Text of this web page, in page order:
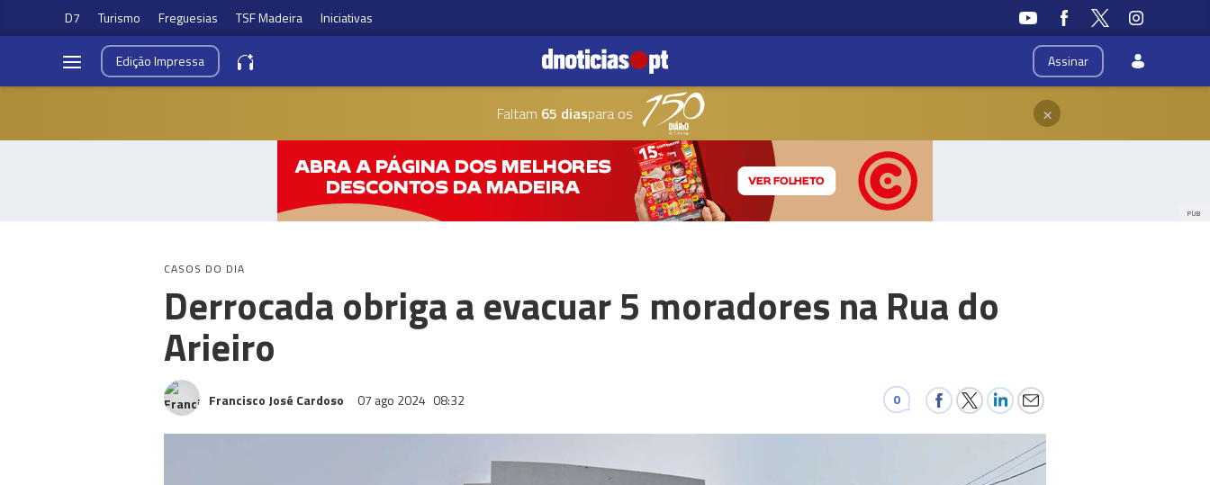
D7 Turismo Freguesias TSF Madeira Iniciativas
Assinar
EdiçãoImpressa
Faltam 65 diaspara os ×
PUB
CASOS DO DIA
Derrocada obriga a evacuar 5 moradores na Rua do
Arieiro
Francisco José Cardoso 07 ago 2024 08:32 0